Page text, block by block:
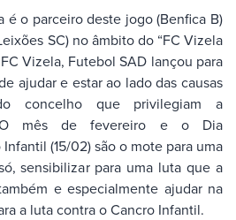
é o parceiro deste jogo (Benfica B)
SC) no âmbito do “FC Vizela
Vizela, Futebol SAD lançou para
ajudar e estar ao lado das causas
concelho que privilegiam a
O mês de fevereiro e o Dia
(15/02) são o mote para uma
sensibilizar para uma luta que a
e especialmente ajudar na
a luta contra o Cancro Infantil.